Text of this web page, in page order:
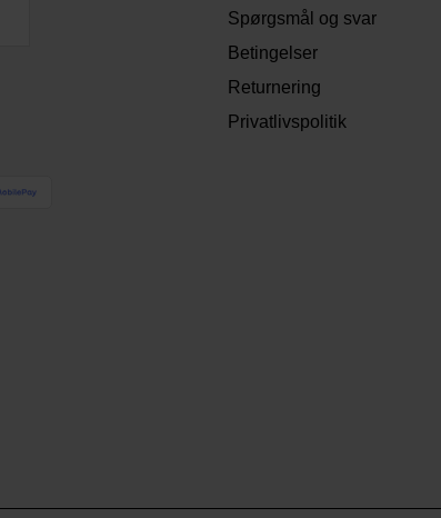
Spørgsmål og svar
Betingelser
Returnering
Privatlivspolitik